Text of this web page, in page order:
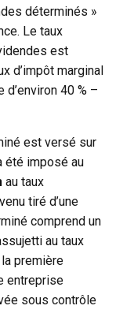
déterminés »
Le taux
est
d’impôt marginal
40 % –
est versé sur
été imposé au
au taux
tiré d’une
comprend un
au taux
première
entreprise
sous contrôle